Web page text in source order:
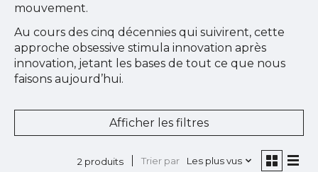
mouvement.
Au cours des cinq décennies qui suivirent, cette
approche obsessive stimula innovation après
innovation, jetant les bases de tout ce que nous
faisons aujourd’hui.
Afficher les filtres
2 produits Trier par Les plus vus